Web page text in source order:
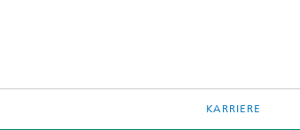
KARRIERE